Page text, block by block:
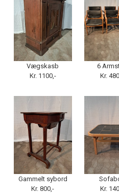
Vægskasb
Kr. 1100,-
6
Kr.
Gammelt sybord
Kr. 800,-
Kr.